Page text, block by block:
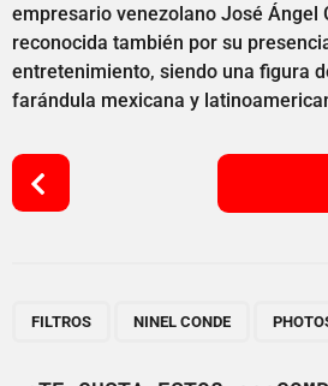
empresario venezolano José Ángel
reconocida también por su
entretenimiento, siendo una figura
farándula mexicana y
P
o
FILTROS NINEL CONDE